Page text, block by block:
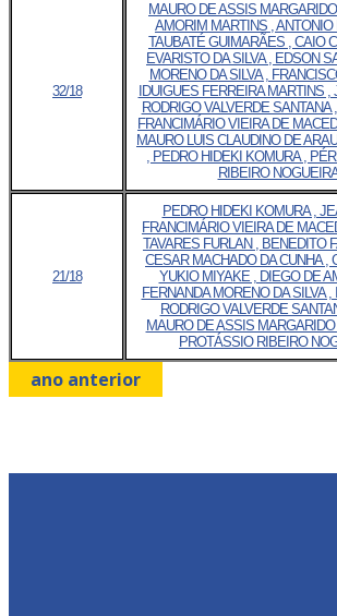
32/18
MAURO DE ASSIS
AMORIM MARTINS , ANTONIO
TAUBATÉ GUIMARÃES , CAIO
EVARISTO DA SILVA , EDSON
MORENO DA SILVA ,
IDUIGUES FERREIRA MARTINS
RODRIGO VALVERDE
FRANCIMÁRIO VIEIRA DE
MAURO LUIS CLAUDINO DE
, PEDRO HIDEKI KOMURA ,
RIBEIRO
21/18
PEDRO HIDEKI KOMURA ,
FRANCIMÁRIO VIEIRA DE
TAVARES FURLAN , BENEDITO
CESAR MACHADO DA CUNHA ,
YUKIO MIYAKE , DIEGO DE
FERNANDA MORENO DA SILVA
RODRIGO VALVERDE
MAURO DE ASSIS
PROTÁSSIO RIBEIRO
ano anterior